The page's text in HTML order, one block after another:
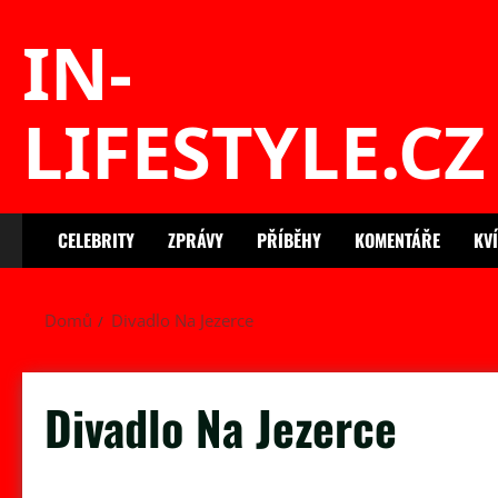
IN-
LIFESTYLE.CZ
CELEBRITY ZPRÁVY PŘÍBĚHY KOMENTÁŘE
Domů Divadlo Na Jezerce
Divadlo Na Jezerce